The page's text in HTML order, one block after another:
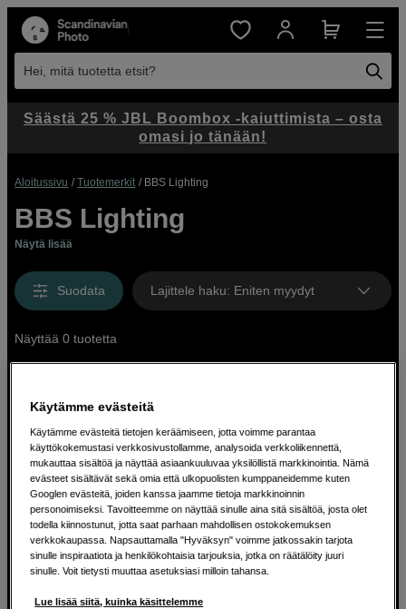
Hei, mitä tuotetta etsit?
Aloitussivu Tuotemerkit BBS Lighting
BBS Lighting
Näytä lisää
Suodata Lajittele haku: Eniten myydyt
Näyttää 0 tuotetta
Ratkaisuja luoville ihmisille jo vuodesta
1982
Olemme Scandinavian Photolla jo yli 40 vuoden ajan
auttaneet luovia ihmisiä toteuttamaan visioitaan.
Tarjoamme inspiraatiota, asiantuntemusta ja tuotteita
muun muassa valokuvauksen, äänen, videokuvauksen ja
Säästä 25 % JBL Boombox -kaiuttimista – osta
omasi jo tänään!
Käytämme evästeitä
Käytämme evästeitä tietojen keräämiseen, jotta voimme parantaa
käyttökokemustasi verkkosivustollamme, analysoida verkkoliikennettä,
mukauttaa sisältöä ja näyttää asiaankuuluvaa yksilöllistä markkinointia. Nämä
evästeet sisältävät sekä omia että ulkopuolisten kumppaneidemme kuten
Googlen evästeitä, joiden kanssa jaamme tietoja markkinoinnin
personoimiseksi. Tavoitteemme on näyttää sinulle aina sitä sisältöä, josta olet
todella kiinnostunut, jotta saat parhaan mahdollisen ostokokemuksen
verkkokaupassa. Napsauttamalla "Hyväksyn" voimme jatkossakin tarjota
sinulle inspiraatiota ja henkilökohtaisia tarjouksia, jotka on räätälöity juuri
sinulle. Voit tietysti muuttaa asetuksiasi milloin tahansa.
Lue lisää siitä, kuinka käsittelemme